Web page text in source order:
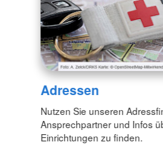
Adressen
Nutzen Sie unseren
Ansprechpartner und Infos
Einrichtungen zu finden.